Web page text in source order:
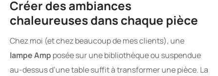
Créer des ambiances
chaleureuses dans chaque pièce
Chez moi (et chez beaucoup de mes clients), une
lampe Ampposée sur une bibliothèque ou suspendue
au-dessus d’une table suffit à transformer une pièce. La